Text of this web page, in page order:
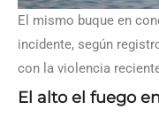
El mismo buque en
incidente, según
con la violencia
El alto el fuego